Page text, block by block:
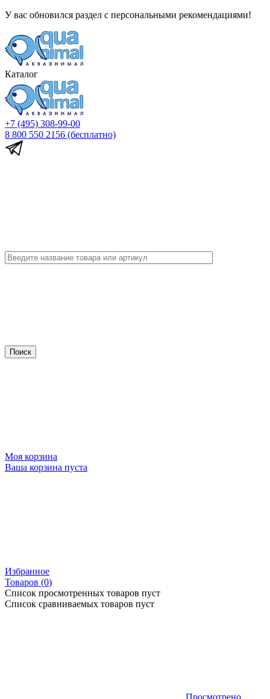
У вас обновился раздел с персональными рекомендациями!
Каталог
+7 (495) 308-99-00
8 800 550 2156 (бесплатно)
Моя корзина
Ваша корзина пуста
Избранное
Товаров (0)
Список просмотренных товаров пуст
Список сравниваемых товаров пуст
Просмотрено